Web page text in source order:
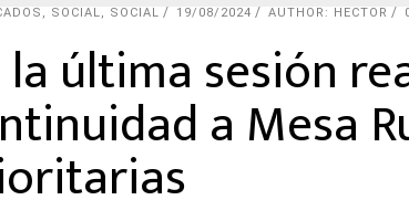
, SOCIAL, SOCIAL 19/08/2024 AUTHOR: HECTOR
la última sesión
a Mesa